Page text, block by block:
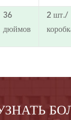
36
дюймов
2 шт./